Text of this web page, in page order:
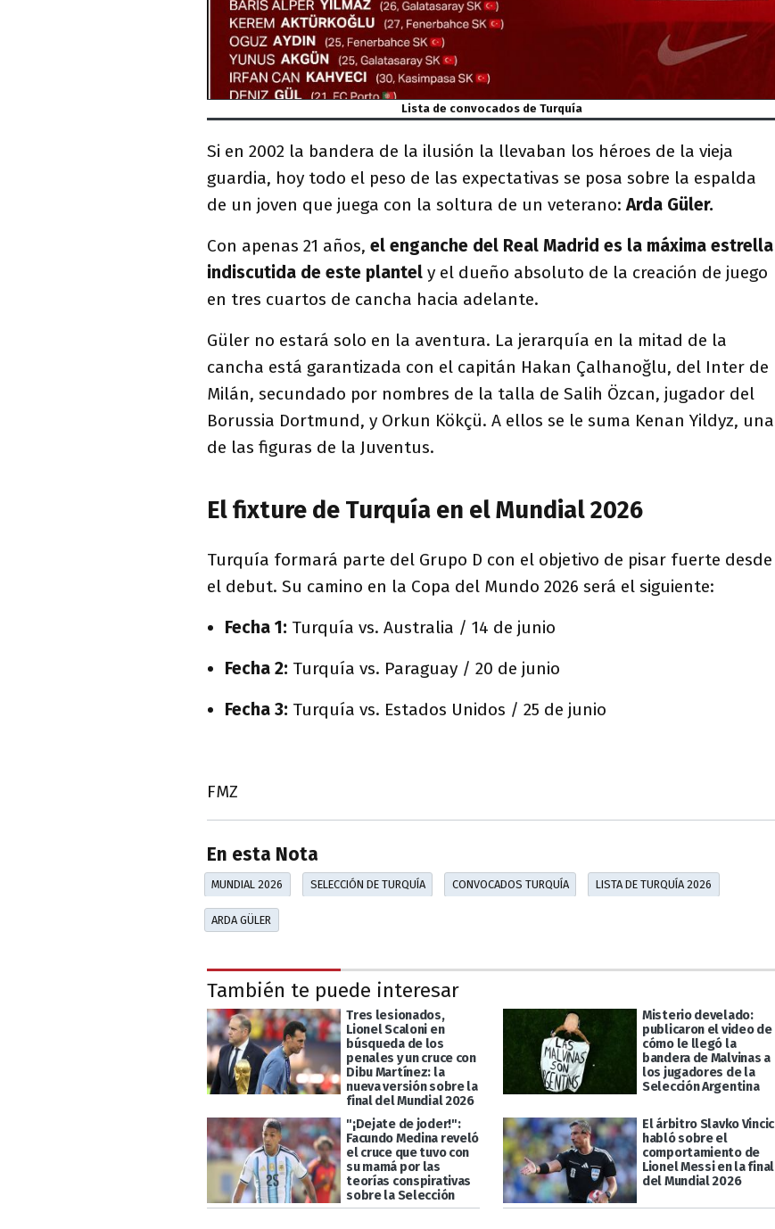
Lista de convocados de Turquía
Si en 2002 la bandera de la ilusión la llevaban los héroes de la vieja
guardia, hoy todo el peso de las expectativas se posa sobre la espalda
de un joven que juega con la soltura de un veterano: Arda Güler.
Con apenas 21 años, el enganche del Real Madrid es la máxima estrella
indiscutida de este plantel y el dueño absoluto de la creación de juego
en tres cuartos de cancha hacia adelante.
Güler no estará solo en la aventura. La jerarquía en la mitad de la
cancha está garantizada con el capitán Hakan Çalhanoğlu, del Inter de
Milán, secundado por nombres de la talla de Salih Özcan, jugador del
Borussia Dortmund, y Orkun Kökçü. A ellos se le suma Kenan Yildyz, una
de las figuras de la Juventus.
El fixture de Turquía en el Mundial 2026
Turquía formará parte del Grupo D con el objetivo de pisar fuerte desde
el debut. Su camino en la Copa del Mundo 2026 será el siguiente:
Fecha 1: Turquía vs. Australia / 14 de junio
Fecha 2: Turquía vs. Paraguay / 20 de junio
Fecha 3: Turquía vs. Estados Unidos / 25 de junio
FMZ
En esta Nota
MUNDIAL 2026 SELECCIÓN DE TURQUÍA CONVOCADOS TURQUÍA LISTA DE TURQUÍA 2026
ARDA GÜLER
También te puede interesar
Tres lesionados,
Lionel Scaloni en
búsqueda de los
penales y un cruce con
Dibu Martínez: la
nueva versión sobre la
final del Mundial 2026
Misterio develado:
publicaron el video de
cómo le llegó la
bandera de Malvinas a
los jugadores de la
Selección Argentina
"¡Dejate de joder!":
Facundo Medina reveló
el cruce que tuvo con
su mamá por las
teorías conspirativas
sobre la Selección
El árbitro Slavko Vincic
habló sobre el
comportamiento de
Lionel Messi en la final
del Mundial 2026